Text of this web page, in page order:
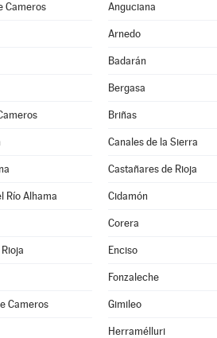
Cameros Anguciana
Arnedo
Badarán
Bergasa
Briñas
Canales de la Sierra
Castañares de Rioja
Río Alhama Cidamón
Corera
Enciso
Fonzaleche
Cameros Gimileo
Herramélluri